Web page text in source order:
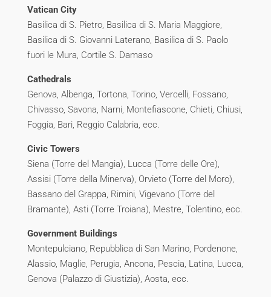
Vatican City
Basilica di S. Pietro, Basilica di S. Maria Maggiore,
Basilica di S. Giovanni Laterano, Basilica di S. Paolo
fuori le Mura, Cortile S. Damaso
Cathedrals
Genova, Albenga, Tortona, Torino, Vercelli, Fossano,
Chivasso, Savona, Narni, Montefiascone, Chieti, Chiusi,
Foggia, Bari, Reggio Calabria, ecc.
Civic Towers
Siena (Torre del Mangia), Lucca (Torre delle Ore),
Assisi (Torre della Minerva), Orvieto (Torre del Moro),
Bassano del Grappa, Rimini, Vigevano (Torre del
Bramante), Asti (Torre Troiana), Mestre, Tolentino, ecc.
Government Buildings
Montepulciano, Repubblica di San Marino, Pordenone,
Alassio, Maglie, Perugia, Ancona, Pescia, Latina, Lucca,
Genova (Palazzo di Giustizia), Aosta, ecc.